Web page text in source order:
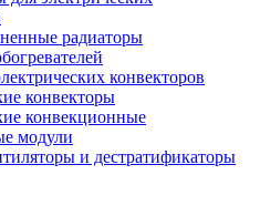
радиаторы
конвекторов
конвекторы
конвекционные
модули
и дестратификаторы